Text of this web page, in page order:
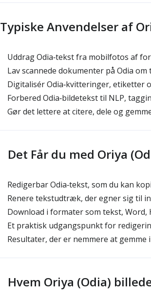
Typiske Anvendelser af
Uddrag Odia‑tekst fra mobilfotos af
Lav scannede dokumenter på Odia
Digitalisér Odia‑kvitteringer, etiketter
Forbered Odia‑bildetekst til NLP,
Gør det lettere at citere, dele og
Det Får du med Oriya
Redigerbar Odia‑tekst, som du kan
Renere tekstudtræk, der egner sig til
Download i formater som tekst, Word,
Et praktisk udgangspunkt for
Resultater, der er nemmere at gemme
Hvem Oriya (Odia)